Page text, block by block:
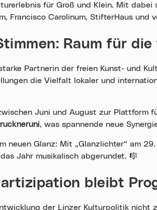
für Groß und Klein. Mit
Francisco Carolinum, StifterHaus und
Raum für die
Partnerin der freien Kunst- und
die Vielfalt lokaler und
Juni und August zur Plattform
, was spannende neue
neuen Glanz: Mit „Glanzlichter“ am
Jahr musikalisch abgerundet. 🎼
bleibt
der Linzer Kulturpolitik